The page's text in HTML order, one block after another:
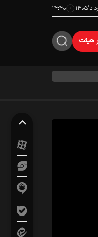
۱۴:۴۰
هیئت